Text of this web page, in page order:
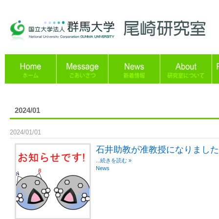
2024/01
2024/01/01
石井助教が准教授になりました
...続きを読む »
News